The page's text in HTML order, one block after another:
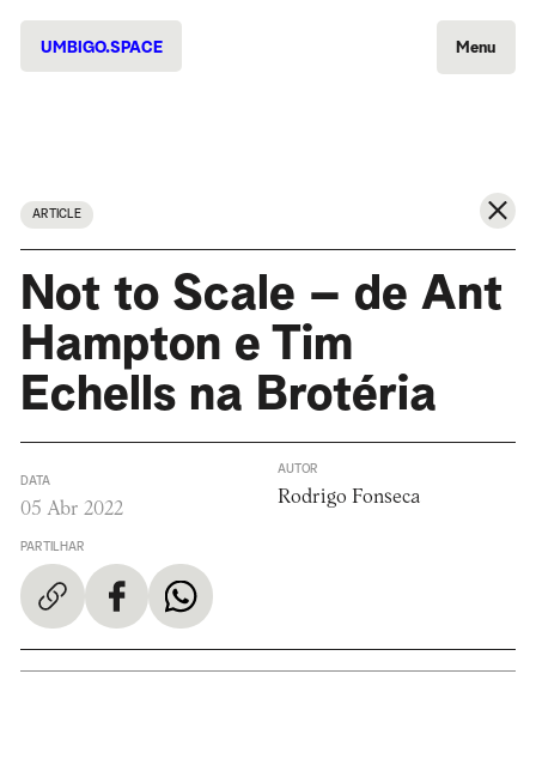
UMBIGO.SPACE Menu
ARTICLE
Not to Scale – de Ant
Hampton e Tim
Echells na Brotéria
DATA
05 Abr 2022
PARTILHAR
AUTOR
Rodrigo Fonseca